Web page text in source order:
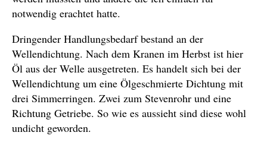
notwendig erachtet hatte.
Dringender Handlungsbedarf bestand an der
Wellendichtung. Nach dem Kranen im Herbst ist hier
Öl aus der Welle ausgetreten. Es handelt sich bei der
Wellendichtung um eine Ölgeschmierte Dichtung mit
drei Simmerringen. Zwei zum Stevenrohr und eine
Richtung Getriebe. So wie es aussieht sind diese wohl
undicht geworden.